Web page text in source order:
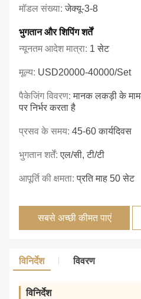
मॉडल संख्या:जेक्यू-3-8
भुगतान और शिपिंग शर्तें
न्यूनतम आदेश मात्रा: 1 सेट
मूल्य: USD20000-40000/set
पैकेजिंग विवरण:मानक लकड़ी के
पर निर्भर करता है
प्रसव के समय: 45-60 कार्यदिवस
भुगतान शर्तें:एल/सी, टी/टी
आपूर्ति की क्षमता:प्रति माह 50 सेट
सबसे अच्छी कीमत पाएं
विनिर्देश विवरण
विनिर्देश